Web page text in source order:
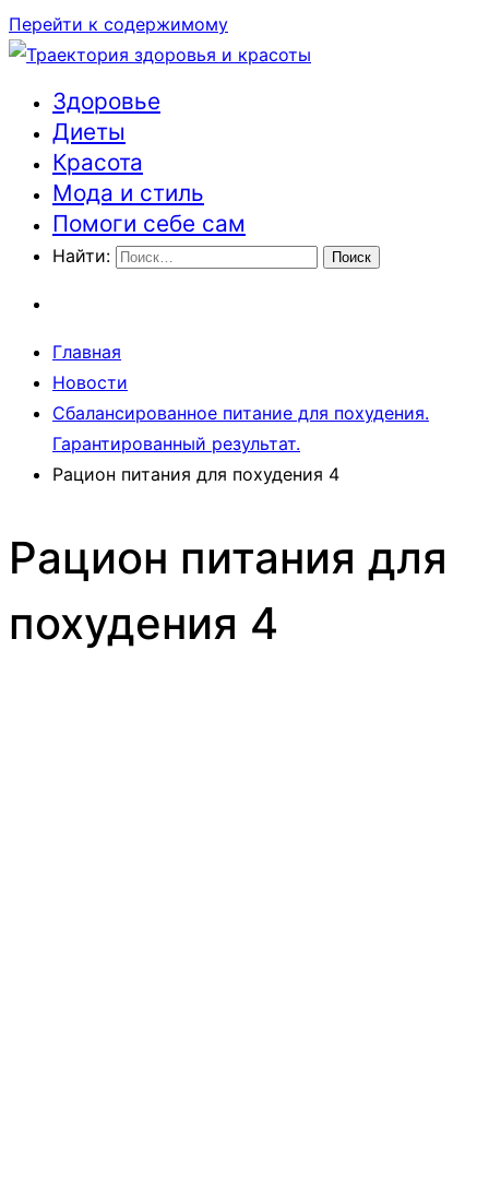
Перейти к содержимому
Траектория здоровья и красоты
Здоровье
Диеты
Красота
Мода и стиль
Помоги себе сам
Найти:
Главная
Новости
Сбалансированное питание для похудения.
Гарантированный результат.
Рацион питания для похудения 4
Рацион питания для
похудения 4